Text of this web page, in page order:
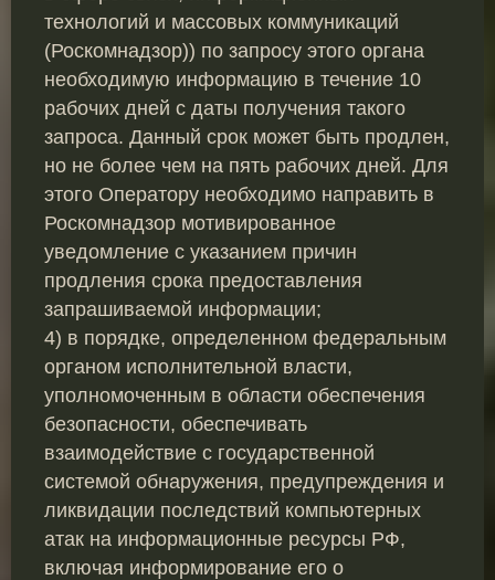
технологий и массовых коммуникаций
(Роскомнадзор)) по запросу этого органа
необходимую информацию в течение 10
рабочих дней с даты получения такого
запроса. Данный срок может быть продлен,
но не более чем на пять рабочих дней. Для
этого Оператору необходимо направить в
Роскомнадзор мотивированное
уведомление с указанием причин
продления срока предоставления
запрашиваемой информации;
4) в порядке, определенном федеральным
органом исполнительной власти,
уполномоченным в области обеспечения
безопасности, обеспечивать
взаимодействие с государственной
системой обнаружения, предупреждения и
ликвидации последствий компьютерных
атак на информационные ресурсы РФ,
включая информирование его о